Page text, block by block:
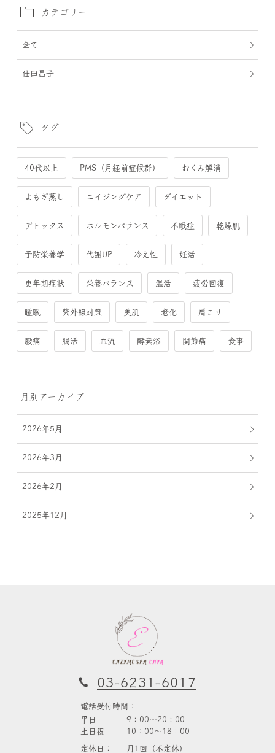
カテゴリー
全て
仕田昌子
タグ
40代以上 PMS（月経前症候群） むくみ解消
よもぎ蒸し エイジングケア ダイエット
デトックス ホルモンバランス 不眠症 乾燥肌
予防栄養学 代謝UP 冷え性 妊活
更年期症状 栄養バランス 温活 疲労回復
睡眠 紫外線対策 美肌 老化 肩こり
腰痛 腸活 血流 酵素浴 関節痛 食事
月別アーカイブ
2026年5月
2026年3月
2026年2月
2025年12月
03-6231-6017
電話受付時間：
平日
9：00～20：00
土日祝
10：00～18：00
定休日： 月1回（不定休）